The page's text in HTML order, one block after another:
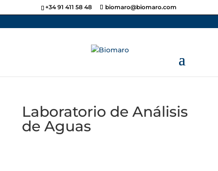
+34 91 411 58 48 biomaro@biomaro.com
Laboratorio de Análisis
de Aguas